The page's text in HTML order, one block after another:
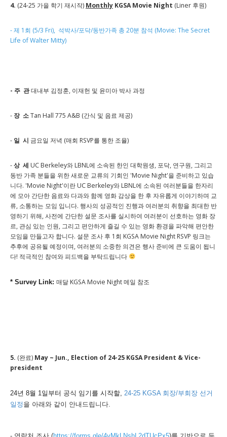
4. (24-25 가을 학기 재시작) Monthly KGSA Movie Night (Liner 후원)
- 제 1회 (5/3 Fri), 석박사/포닥/동반가족 총 20분 참석 (Movie: The Secret
Life of Walter Mitty)
- 주 관대내부 김정훈, 이재헌 및 윤미아 박사 과정
- 장 소Tan Hall 775 A&B (간식 및 음료 제공)
- 일 시 금요일 저녁 (매회 RSVP를 통한 조율)
-상 세 UC Berkeley와 LBNL에 소속된 한인 대학원생, 포닥, 연구원, 그리고
동반 가족 분들을 위한 새로운 교류의 기회인 'Movie Night'을 준비하고 있습
니다. 'Movie Night'이란 UC Berkeley와 LBNL에 소속된 여러분들을 한자리
에 모아 간단한 음료와 다과와 함께 영화 감상을 한 후 자유롭게 이야기하며 교
류, 소통하는 모임 입니다. 행사의 성공적인 진행과 여러분의 취향을 최대한 반
영하기 위해, 사전에 간단한 설문 조사를 실시하여 여러분이 선호하는 영화 장
르, 관심 있는 인원, 그리고 편안하게 즐길 수 있는 영화 환경을 파악해 편안한
모임을 만들고자 합니다. 설문 조사 후 1회 KGSA Movie Night RSVP 링크는
추후에 공유될 예정이며, 여러분의 소중한 의견은 행사 준비에 큰 도움이 됩니
다! 적극적인 참여와 피드백을 부탁드립니다
* Survey Link: 매달 KGSA Movie Night 메일 참조
5. (완료) May ~ Jun., Election of 24-25 KGSA President & Vice-
president
24년 8월 1일부터 공식 임기를 시작할, 24-25 KGSA 회장/부회장 선거
일정 을 아래와 같이 안내드립니다.